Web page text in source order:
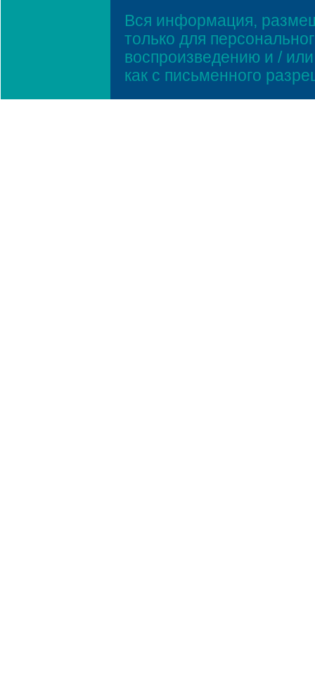
Вся информация,
только для
воспроизведению и /
как с письменного